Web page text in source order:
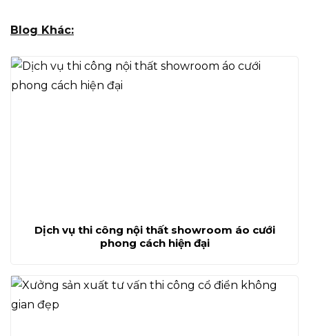
Blog Khác:
Dịch vụ thi công nội thất showroom áo cưới
phong cách hiện đại